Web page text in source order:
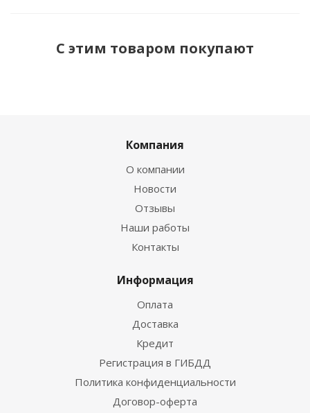
С этим товаром покупают
Компания
О компании
Новости
Отзывы
Наши работы
Контакты
Информация
Оплата
Доставка
Кредит
Регистрация в ГИБДД
Политика конфиденциальности
Договор-оферта